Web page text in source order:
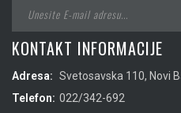
KONTAKT INFORMACIJE
Adresa: Svetosavska 110, Novi
Telefon: 022/342-692